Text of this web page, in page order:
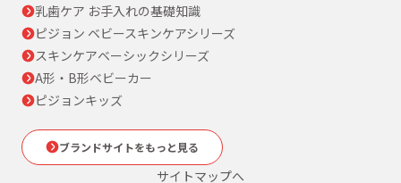
乳歯ケア お手入れの基礎知識
ピジョン ベビースキンケアシリーズ
スキンケアベーシックシリーズ
A形・B形ベビーカー
ピジョンキッズ
ブランドサイトをもっと見る
サイトマップへ